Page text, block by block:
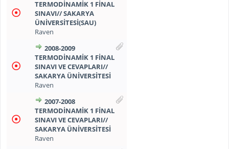
TERMODINAMIK 1 FINAL
SINAVI// SAKARYA
ÜNIVERSITESI(SAU)
Raven
2008-2009
TERMODINAMIK 1 FINAL
SINAVI VE CEVAPLARI//
SAKARYA ÜNIVERSITESI
Raven
2007-2008
TERMODINAMIK 1 FINAL
SINAVI VE CEVAPLARI//
SAKARYA ÜNIVERSITESI
Raven